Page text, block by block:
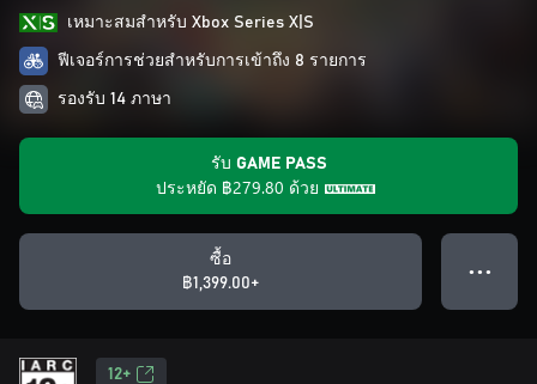
เหมาะสมสําหรับ Xbox Series X|S
ฟีเจอร์การช่วยสำหรับการเข้าถึง 8 รายการ
รองรับ 14 ภาษา
รับ GAME PASS
ประหยัด ฿279.80 ด้วย
ซื้อ
฿1,399.00+
● ● ●
12+